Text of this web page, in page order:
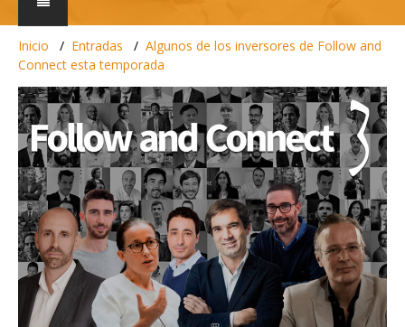
Inicio Entradas
Algunos de los inversores de Follow and
Connect esta temporada